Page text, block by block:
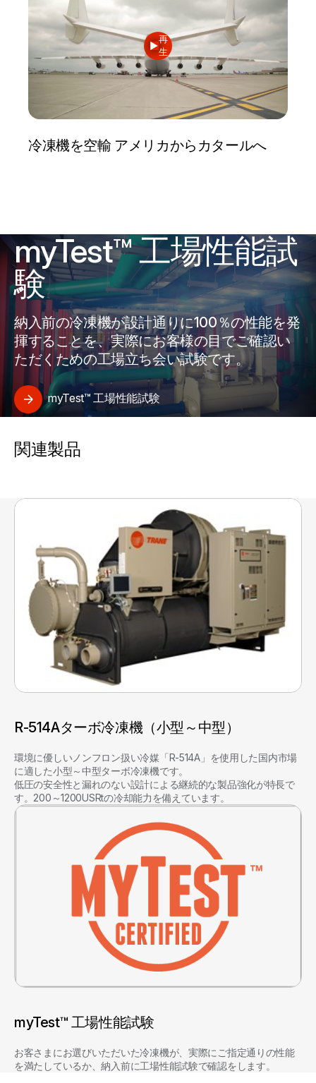
再
生
冷凍機を空輸 アメリカからカタールへ
myTest™ 工場性能試
験
納入前の冷凍機が設計通りに100％の性能を発
揮することを、実際にお客様の目でご確認い
ただくための工場立ち会い試験です。
myTest™ 工場性能試験
関連製品
R-514Aターボ冷凍機（小型～中型）
環境に優しいノンフロン扱い冷媒「R-514A」を使用した国内市場
に適した小型～中型ターボ冷凍機です。
低圧の安全性と漏れのない設計による継続的な製品強化が特長で
す。200～1200USRtの冷却能力を備えています。
myTest™ 工場性能試験
お客さまにお選びいただいた冷凍機が、実際にご指定通りの性能
を満たしているか、納入前に工場性能試験で確認をします。